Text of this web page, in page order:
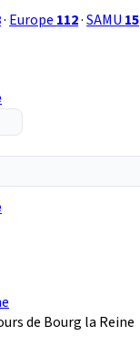
· Europe 112·SAMU 15
de Bourg la Reine